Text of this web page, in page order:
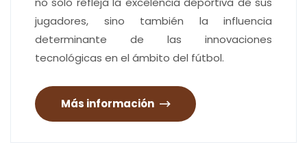
jugadores, sino también la influencia
determinante de las innovaciones
tecnológicas en el ámbito del fútbol.
Más información